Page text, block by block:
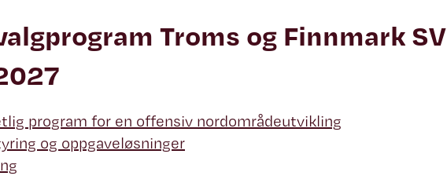
Troms og Finnmark SV
program for en offensiv nordområdeutvikling
og oppgaveløsninger